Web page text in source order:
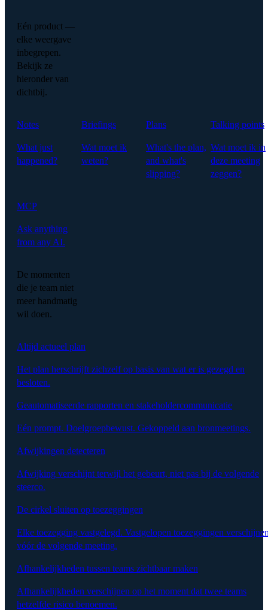
Eén product —
elke weergave
inbegrepen.
Bekijk ze
hieronder van
dichtbij.
Notes
What just
happened?
Briefings
Wat moet ik
weten?
Plans
What's the plan,
and what's
slipping?
Talking points
Wat moet ik in
deze meeting
zeggen?
MCP
Ask anything
from any AI.
De momenten
die je team niet
meer handmatig
wil doen.
Altijd actueel plan
Het plan herschrijft zichzelf op basis van wat er is gezegd en
besloten.
Geautomatiseerde rapporten en stakeholdercommunicatie
Eén prompt. Doelgroepbewust. Gekoppeld aan bronmeetings.
Afwijkingen detecteren
Afwijking verschijnt terwijl het gebeurt, niet pas bij de volgende
steerco.
De cirkel sluiten op toezeggingen
Elke toezegging vastgelegd. Vastgelopen toezeggingen
vóór de volgende meeting.
Afhankelijkheden tussen teams zichtbaar maken
Afhankelijkheden verschijnen op het moment dat twee teams
hetzelfde risico benoemen.